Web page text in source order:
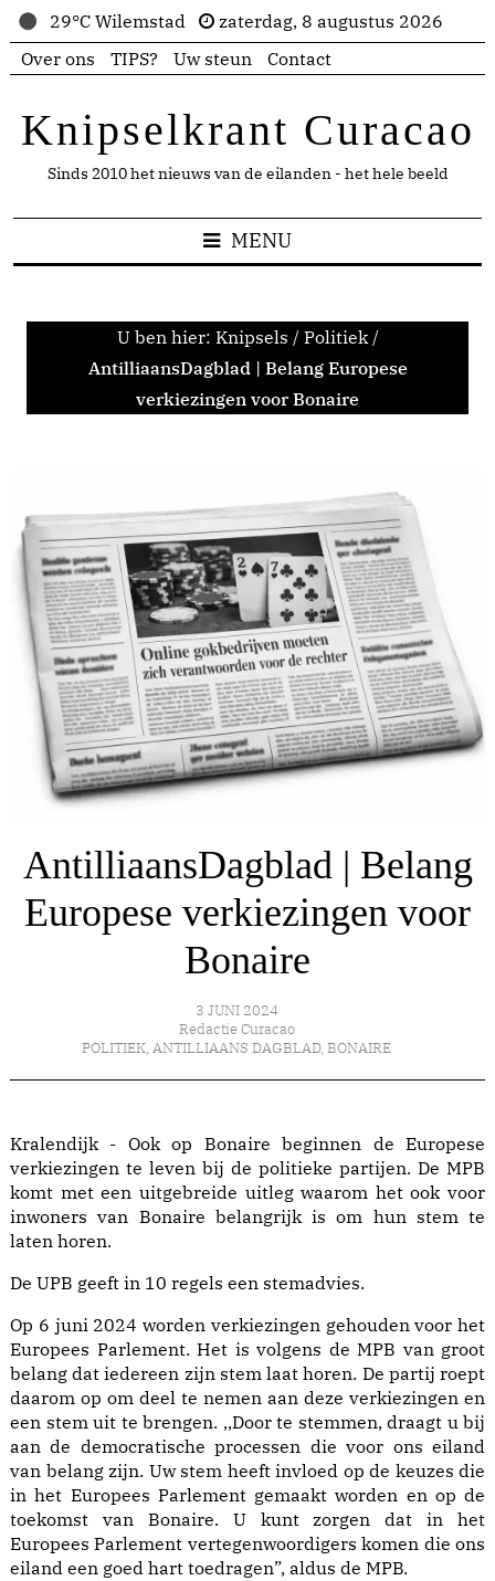
29°C Wilemstad
zaterdag, 8 augustus 2026
Over ons
TIPS? Uw steun Contact
Knipselkrant Curacao
Sinds 2010 het nieuws van de eilanden - het hele beeld
MENU
U ben hier: Knipsels / Politiek /
AntilliaansDagblad | Belang Europese
verkiezingen voor Bonaire
AntilliaansDagblad | Belang
Europese verkiezingen voor
Bonaire
3 JUNI 2024
Redactie Curacao
POLITIEK, ANTILLIAANS DAGBLAD, BONAIRE
Kralendijk - Ook op Bonaire beginnen de Europese
verkiezingen te leven bij de politieke partijen. De MPB
komt met een uitgebreide uitleg waarom het ook voor
inwoners van Bonaire belangrijk is om hun stem te
laten horen.
De UPB geeft in 10 regels een stemadvies.
Op 6 juni 2024 worden verkiezingen gehouden voor het
Europees Parlement. Het is volgens de MPB van groot
belang dat iedereen zijn stem laat horen. De partij roept
daarom op om deel te nemen aan deze verkiezingen en
een stem uit te brengen. ,,Door te stemmen, draagt u bij
aan de democratische processen die voor ons eiland
van belang zijn. Uw stem heeft invloed op de keuzes die
in het Europees Parlement gemaakt worden en op de
toekomst van Bonaire. U kunt zorgen dat in het
Europees Parlement vertegenwoordigers komen die ons
eiland een goed hart toedragen”, aldus de MPB.